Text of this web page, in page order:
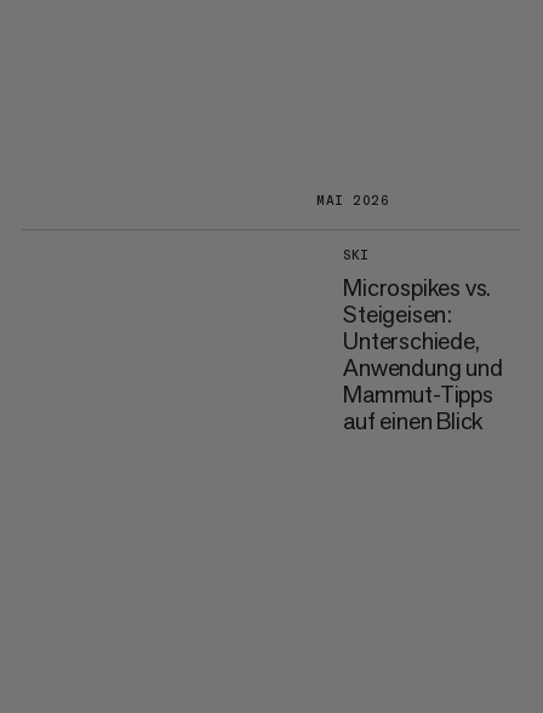
MAI 2026
SKI
Microspikes vs.
Steigeisen:
Unterschiede,
Anwendung und
Mammut-Tipps
auf einen Blick